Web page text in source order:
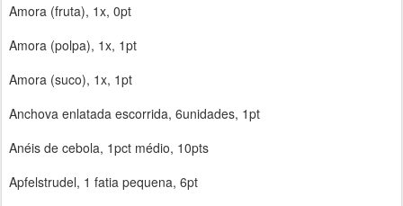
Amora (fruta), 1x, 0pt
Amora (polpa), 1x, 1pt
Amora (suco), 1x, 1pt
Anchova enlatada escorrida, 6unidades, 1pt
Anéis de cebola, 1pct médio, 10pts
Apfelstrudel, 1 fatia pequena, 6pt